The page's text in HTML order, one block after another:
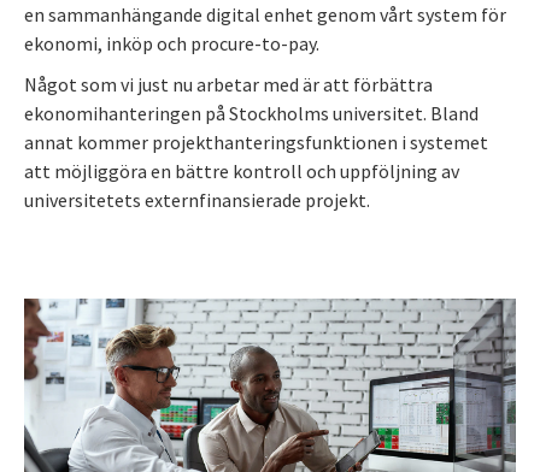
en sammanhängande digital enhet genom vårt system för
ekonomi, inköp och procure-to-pay.
Något som vi just nu arbetar med är att förbättra
ekonomihanteringen på Stockholms universitet. Bland
annat kommer projekthanteringsfunktionen i systemet
att möjliggöra en bättre kontroll och uppföljning av
universitetets externfinansierade projekt.